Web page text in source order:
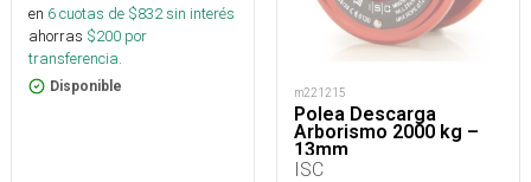
en 6cuotas de $832sin interés
ahorras $200 por
transferencia.
Disponible m221215
Polea Descarga
Arborismo 2000 kg –
13mm
ISC